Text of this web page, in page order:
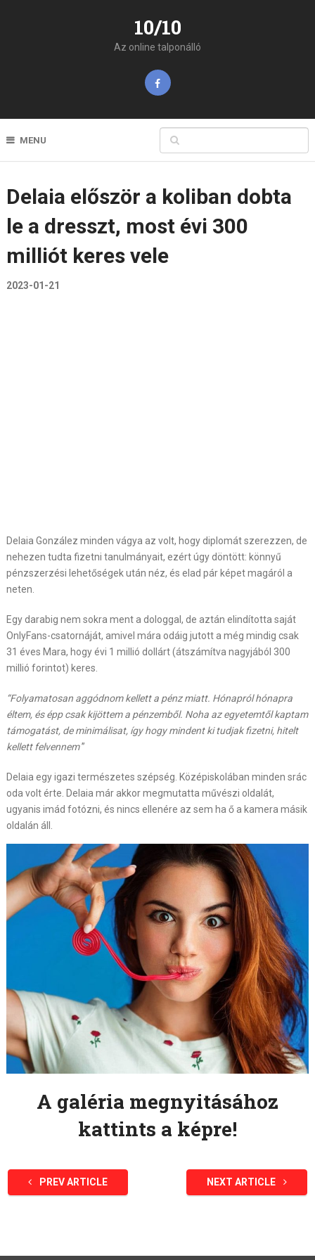
10/10
Az online talponálló
MENU
Delaia először a koliban dobta
le a dresszt, most évi 300
milliót keres vele
2023-01-21
Delaia González minden vágya az volt, hogy diplomát szerezzen, de
nehezen tudta fizetni tanulmányait, ezért úgy döntött: könnyű
pénzszerzési lehetőségek után néz, és elad pár képet magáról a
neten.
Egy darabig nem sokra ment a dologgal, de aztán elindította saját
OnlyFans-csatornáját, amivel mára odáig jutott a még mindig csak
31 éves Mara, hogy évi 1 millió dollárt (átszámítva nagyjából 300
millió forintot) keres.
“Folyamatosan aggódnom kellett a pénz miatt. Hónapról hónapra
éltem, és épp csak kijöttem a pénzemből. Noha az egyetemtől kaptam
támogatást, de minimálisat, így hogy mindent ki tudjak fizetni, hitelt
kellett felvennem”
Delaia egy igazi természetes szépség. Középiskolában minden srác
oda volt érte. Delaia már akkor megmutatta művészi oldalát,
ugyanis imád fotózni, és nincs ellenére az sem ha ő a kamera másik
oldalán áll.
A galéria megnyitásához
kattints a képre!
PREV ARTICLE NEXT ARTICLE